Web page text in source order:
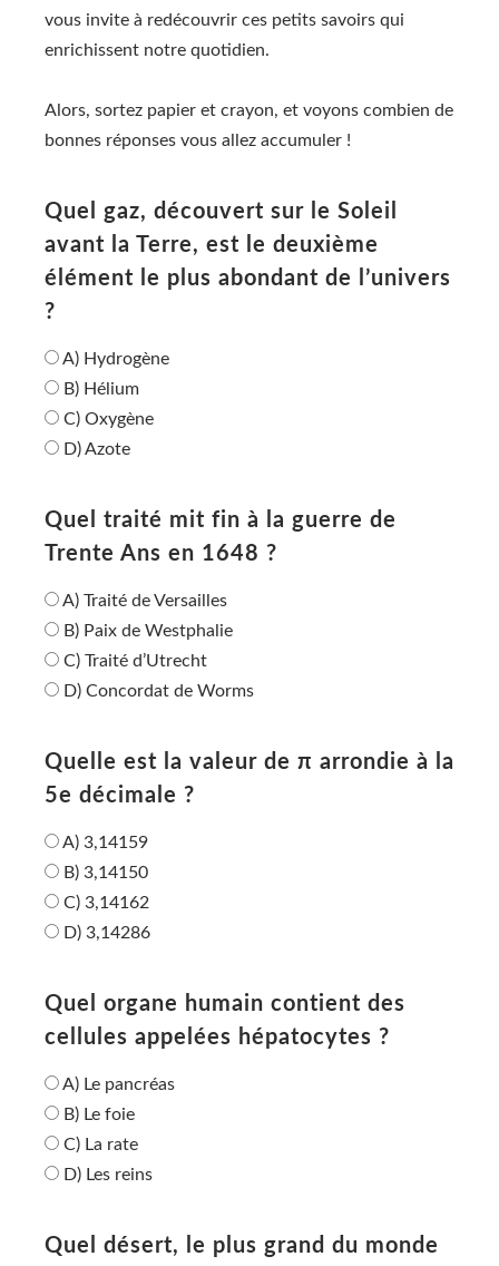
vous invite à redécouvrir ces petits savoirs qui
enrichissent notre quotidien.
Alors, sortez papier et crayon, et voyons combien de
bonnes réponses vous allez accumuler !
Quel gaz, découvert sur le Soleil
avant la Terre, est le deuxième
élément le plus abondant de l’univers
?
A) Hydrogène
B) Hélium
C) Oxygène
D) Azote
Quel traité mit fin à la guerre de
Trente Ans en 1648 ?
A) Traité de Versailles
B) Paix de Westphalie
C) Traité d’Utrecht
D) Concordat de Worms
Quelle est la valeur de π arrondie à la
5e décimale ?
A) 3,14159
B) 3,14150
C) 3,14162
D) 3,14286
Quel organe humain contient des
cellules appelées hépatocytes ?
A) Le pancréas
B) Le foie
C) La rate
D) Les reins
Quel désert, le plus grand du monde